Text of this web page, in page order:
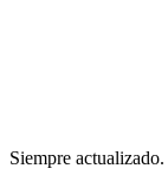
Siempre actualizado.